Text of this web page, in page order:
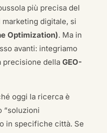
più precisa del
marketing digitale, si
Optimization). Ma in
avanti: integriamo
precisione della GEO-
oggi la ricerca è
“soluzioni
in specifiche città. Se